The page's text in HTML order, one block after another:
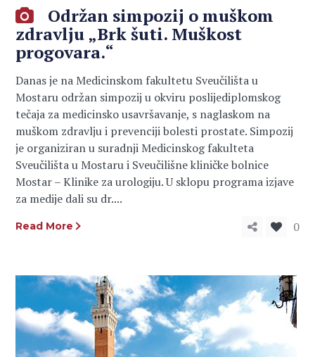
Održan simpozij o muškom
zdravlju „Brk šuti. Muškost
progovara.“
Danas je na Medicinskom fakultetu Sveučilišta u
Mostaru održan simpozij u okviru poslijediplomskog
tečaja za medicinsko usavršavanje, s naglaskom na
muškom zdravlju i prevenciji bolesti prostate. Simpozij
je organiziran u suradnji Medicinskog fakulteta
Sveučilišta u Mostaru i Sveučilišne kliničke bolnice
Mostar – Klinike za urologiju. U sklopu programa izjave
za medije dali su dr....
Read More 0